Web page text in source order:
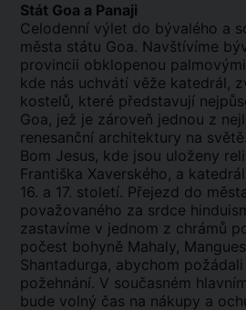
Stát Goa a Panaji
Celodenní výlet do bývalého a
města státu Goa. Navštívíme
provincii obklopenou
kde nás uchvátí věže katedrál,
kostelů, které představují
Goa, jež je zároveň jednou z
renesanční architektury na
Bom Jesus, kde jsou uloženy
Františka Xaverského, a
16. a 17. století. Přejezd do
považovaného za srdce
zastavíme v jednom z chrámů
počest bohyně Mahaly,
Shantadurga, abychom
požehnání. V současném
bude volný čas na nákupy a